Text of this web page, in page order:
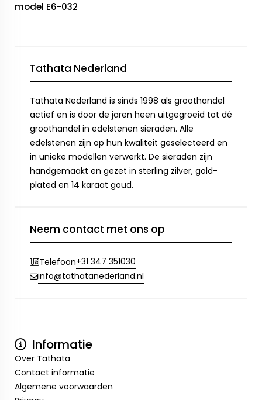
model E6-032
Tathata Nederland
Tathata Nederland is sinds 1998 als groothandel
actief en is door de jaren heen uitgegroeid tot dé
groothandel in edelstenen sieraden. Alle
edelstenen zijn op hun kwaliteit geselecteerd en
in unieke modellen verwerkt. De sieraden zijn
handgemaakt en gezet in sterling zilver, gold-
plated en 14 karaat goud.
Neem contact met ons op
Telefoon+31 347 351030
info@tathatanederland.nl
Informatie
Over Tathata
Contact informatie
Algemene voorwaarden